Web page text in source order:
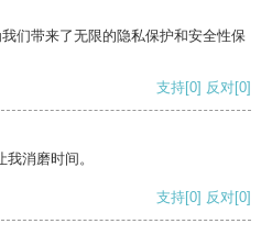
们带来了无限的隐私保护和安全性保
支持[0] 反对[0]
消磨时间。
支持[0] 反对[0]